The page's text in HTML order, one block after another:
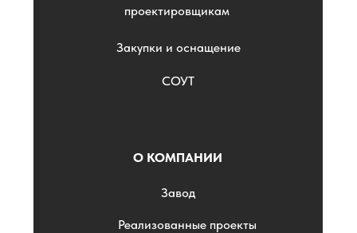
проектировщикам
Закупки и оснащение
СОУТ
О КОМПАНИИ
Завод
Реализованные проекты